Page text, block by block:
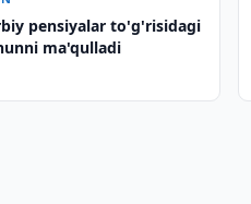
pensiyalar to'g'risidagi
ma'qulladi